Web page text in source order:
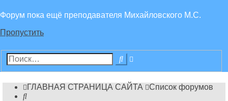
Форум пока ещё преподавателя Михайловского М.С.
Пропустить
Поиск
ГЛАВНАЯ СТРАНИЦА САЙТА
Список форумов
Поиск